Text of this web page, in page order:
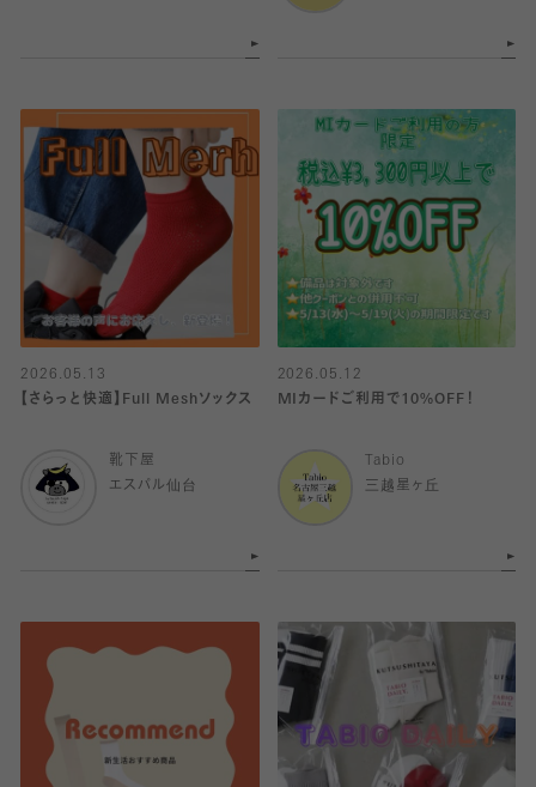
2026.05.13
【さらっと快適】Full Meshソックス
靴下屋
エスパル仙台
2026.05.12
MIカードご利用で10%OFF！
Tabio
三越星ヶ丘